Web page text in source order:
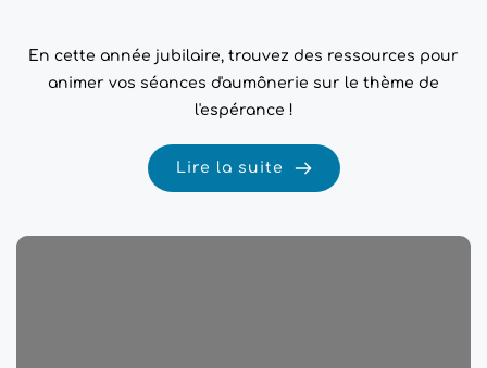
En cette année jubilaire, trouvez des ressources pour
animer vos séances d'aumônerie sur le thème de
l'espérance !
Lire la suite